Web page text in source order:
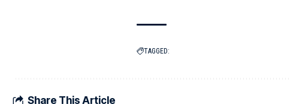
TAGGED:
Share This Article